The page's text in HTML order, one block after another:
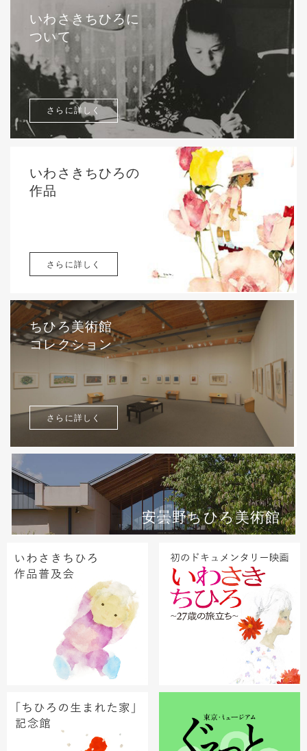
いわさきちひろに
ついて
さらに詳しく
いわさきちひろの
作品
さらに詳しく
ちひろ美術館
コレクション
さらに詳しく
安曇野ちひろ美術館